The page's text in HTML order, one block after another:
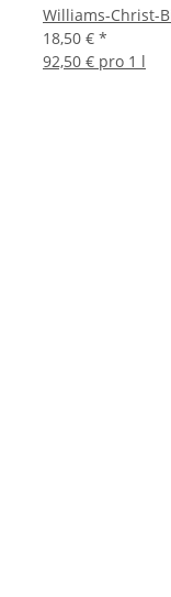
Williams-Christ-
18,50 € *
92,50 € pro 1 l